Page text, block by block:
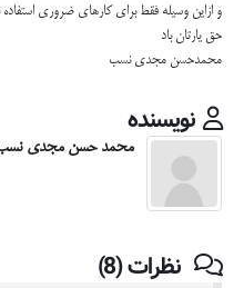
و ازاین وسیله فقط برای کارهای ضروری استفاده
حق یارتان باد
محمدحسن مجدی نسب
نویسنده
محمد حسن مجدی
نظرات (8)